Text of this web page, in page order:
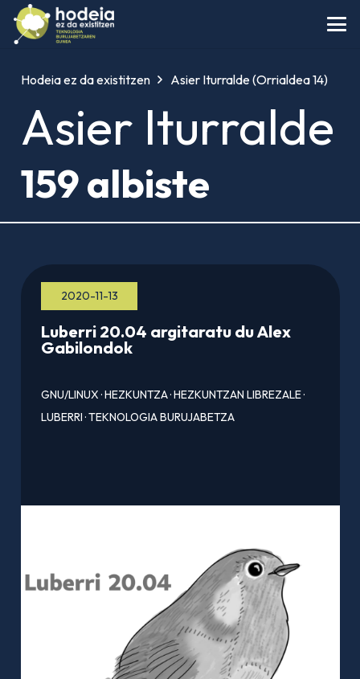
Hodeia ez da existitzen Asier Iturralde(Orrialdea 14)
Asier Iturralde
159 albiste
2020-11-13
Luberri 20.04 argitaratu du Alex
Gabilondok
GNU/LINUX·HEZKUNTZA·HEZKUNTZAN LIBREZALE·
LUBERRI·TEKNOLOGIA BURUJABETZA